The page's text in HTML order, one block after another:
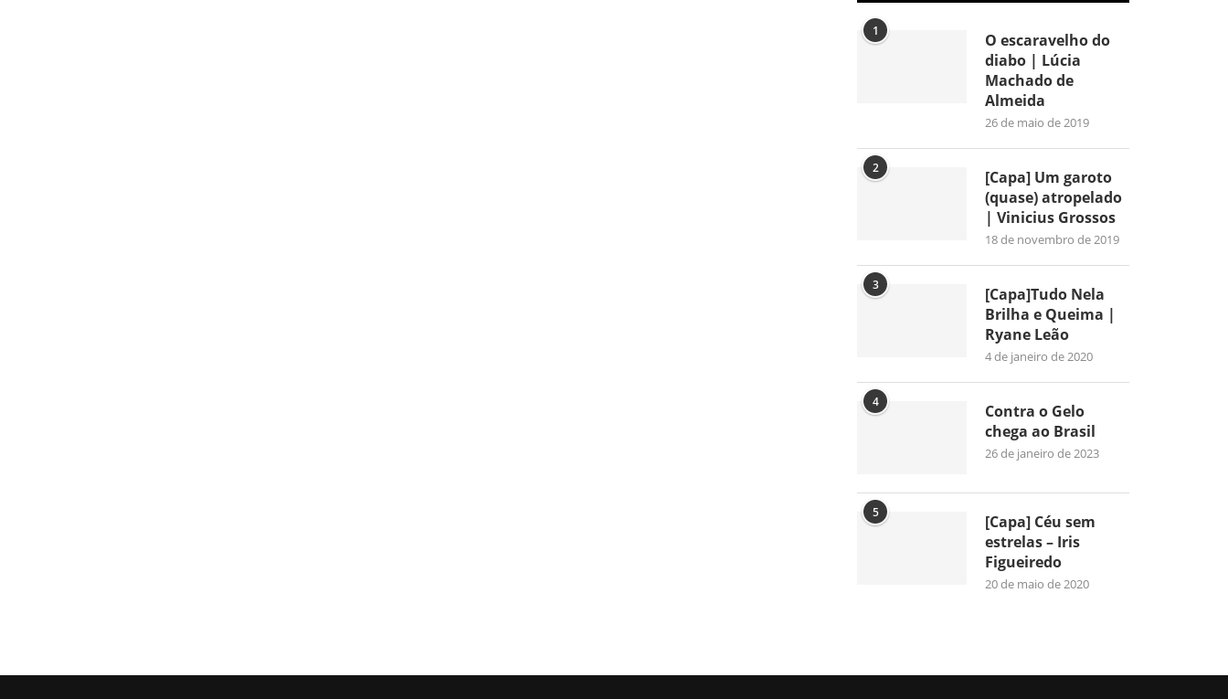
1
O escaravelho do
diabo | Lúcia
Machado de
Almeida
26 de maio de 2019
2
[Capa] Um garoto
(quase) atropelado
| Vinicius Grossos
18 de novembro de 2019
3
[Capa]Tudo Nela
Brilha e Queima |
Ryane Leão
4 de janeiro de 2020
4
Contra o Gelo
chega ao Brasil
26 de janeiro de 2023
5
[Capa] Céu sem
estrelas – Iris
Figueiredo
20 de maio de 2020